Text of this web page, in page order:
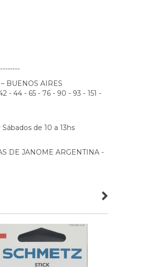
BUENOS AIRES
- 44 - 65 - 76 - 90 - 93 - 151 -
de 10 a 13hs
DE JANOME ARGENTINA -